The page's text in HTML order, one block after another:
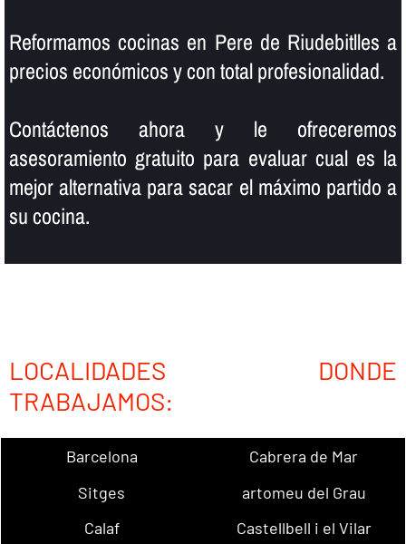
Reformamos cocinas en Pere de Riudebitlles a
precios económicos y con total profesionalidad.
Contáctenos ahora y le ofreceremos
asesoramiento gratuito para evaluar cual es la
mejor alternativa para sacar el máximo partido a
su cocina.
LOCALIDADES DONDE
TRABAJAMOS:
Barcelona
Cabrera de Mar
Sitges
artomeu del Grau
Calaf
Castellbell i el Vilar